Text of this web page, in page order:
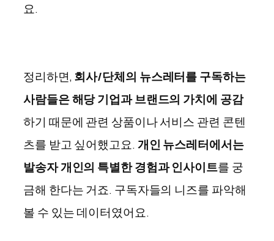
요.
정리하면,회사/단체의 뉴스레터를 구독하는
사람들은 해당 기업과 브랜드의 가치에 공감
하기 때문에 관련 상품이나 서비스 관련 콘텐
츠를 받고 싶어했고요.개인 뉴스레터에서는
발송자 개인의 특별한 경험과 인사이트를 궁
금해 한다는 거죠. 구독자들의 니즈를 파악해
볼 수 있는 데이터였어요.